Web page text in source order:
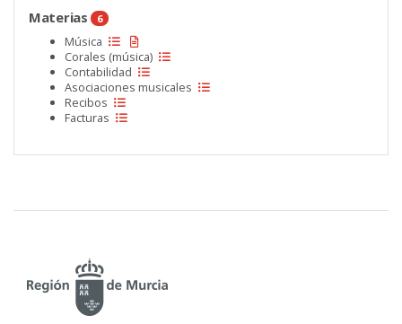
Materias 6
Música
Corales (música)
Contabilidad
Asociaciones musicales
Recibos
Facturas